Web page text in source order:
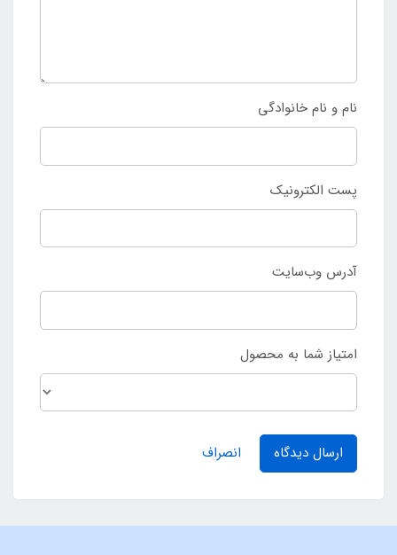
نام و نام خانوادگی
پست الکترونیک
آدرس وب‌سایت
امتیاز شما به محصول
ارسال دیدگاه انصراف